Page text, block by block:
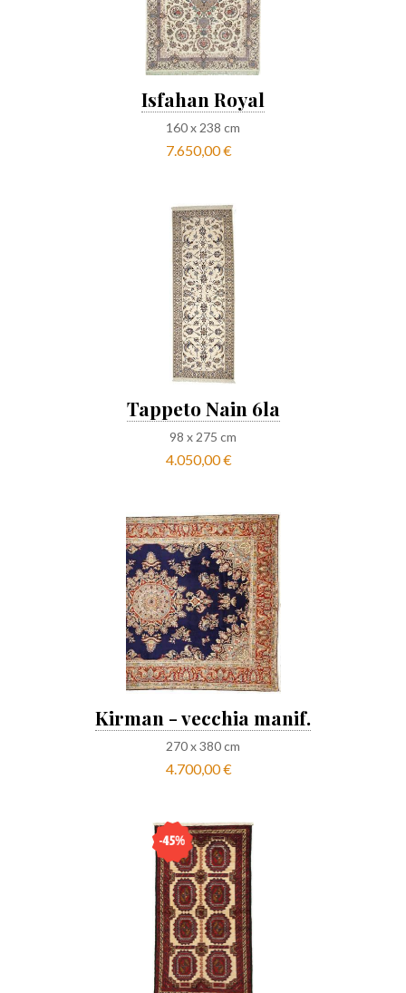
Isfahan Royal
160x 238 cm
7.650,00 €
Tappeto Nain 6la
98 x 275 cm
4.050,00 €
Kirman - vecchia manif.
270x380cm
4.700,00 €